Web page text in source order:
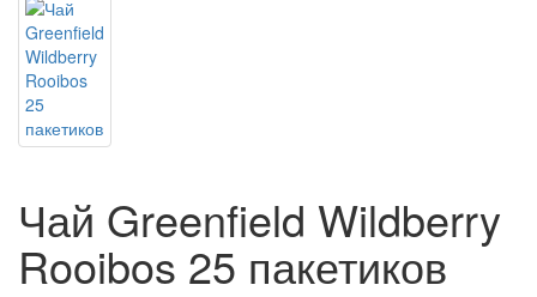
Чай Greenfield Wildberry
Rooibos 25 пакетиков